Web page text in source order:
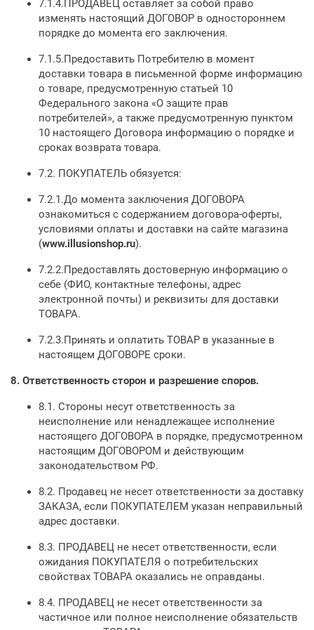
7.1.4.ПРОДАВЕЦ оставляет за собой право
изменять настоящий ДОГОВОР в одностороннем
порядке до момента его заключения.
7.1.5.Предоставить Потребителю в момент
доставки товара в письменной форме информацию
о товаре, предусмотренную статьей 10
Федерального закона «О защите прав
потребителей», а также предусмотренную пунктом
10 настоящего Договора информацию о порядке и
сроках возврата товара.
7.2. ПОКУПАТЕЛЬ обязуется:
7.2.1.До момента заключения ДОГОВОРА
ознакомиться с содержанием договора-оферты,
условиями оплаты и доставки на сайте магазина
(www.illusionshop.ru).
7.2.2.Предоставлять достоверную информацию о
себе (ФИО, контактные телефоны, адрес
электронной почты) и реквизиты для доставки
ТОВАРА.
7.2.3.Принять и оплатить ТОВАР в указанные в
настоящем ДОГОВОРЕ сроки.
8. Ответственность сторон и разрешение споров.
8.1. Стороны несут ответственность за
неисполнение или ненадлежащее исполнение
настоящего ДОГОВОРА в порядке, предусмотренном
настоящим ДОГОВОРОМ и действующим
законодательством РФ.
8.2. Продавец не несет ответственности за доставку
ЗАКАЗА, если ПОКУПАТЕЛЕМ указан неправильный
адрес доставки.
8.3. ПРОДАВЕЦ не несет ответственности, если
ожидания ПОКУПАТЕЛЯ о потребительских
свойствах ТОВАРА оказались не оправданы.
8.4. ПРОДАВЕЦ не несет ответственности за
частичное или полное неисполнение обязательств